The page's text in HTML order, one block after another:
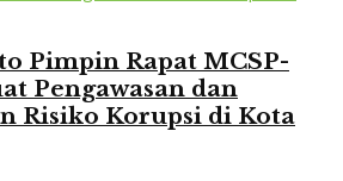
Pimpin Rapat MCSP-
Pengawasan dan
Risiko Korupsi di Kota